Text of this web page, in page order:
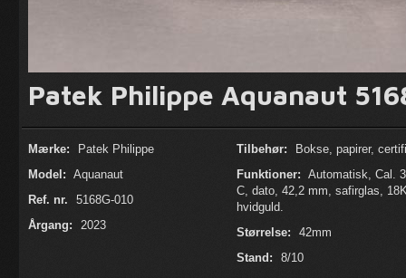
Patek Philippe Aquanaut
Mærke:
Patek Philippe
Model: Aquanaut
Ref. nr.
5168G-010
Årgang:
2023
Tilbehør:
Bokse, papirer,
Funktioner: Automatisk, Cal.
C, dato, 42,2 mm, safirglas,
hvidguld.
Størrelse:
42mm
Stand:
8/10